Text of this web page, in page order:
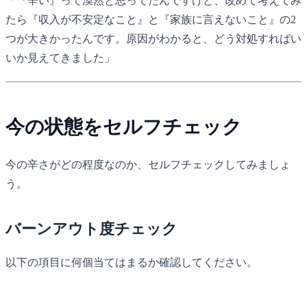
たら『収入が不安定なこと』と『家族に言えないこと』の2
つが大きかったんです。原因がわかると、どう対処すればい
いか見えてきました」
今の状態をセルフチェック
今の辛さがどの程度なのか、セルフチェックしてみましょ
う。
バーンアウト度チェック
以下の項目に何個当てはまるか確認してください。